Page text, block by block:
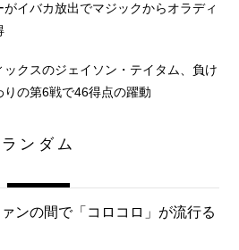
がイバカ放出でマジックからオラディ
ックスのジェイソン・テイタム、負け
りの第6戦で46得点の躍動
ランダム
ンの間で「コロコロ」が流行る